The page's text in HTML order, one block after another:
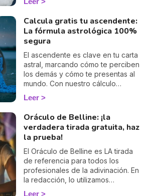
que para otros, ni siquiera forma
bando estás? Aquí te dejamos
nuestra clasificación.
Calcula gratis tu ascendente:
La fórmula astrológica 100%
segura
El ascendente es clave en tu carta
astral, marcando cómo te perciben
los demás y cómo te presentas al
mundo. Con nuestro cálculo
gratuito y preciso, podrás
descubrir tu ascendente y explorar
su influencia en tu signo zodiacal y
en cómo te relacionas con los
demás. Sumérgete en este
fascinante aspecto de la astrología
y empieza a ver tu horóscopo
desde una perspectiva renovada.
Leer
Oráculo de Belline: ¡la
verdadera tirada gratuita, haz
la prueba!
El Oráculo de Belline es LA tirada
de referencia para todos los
profesionales de la adivinación. En
la redacción, lo utilizamos
regularmente a título privado... y
Leer